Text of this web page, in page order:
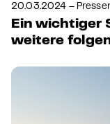
20.03.2024 –
Ein wichtiger
weitere